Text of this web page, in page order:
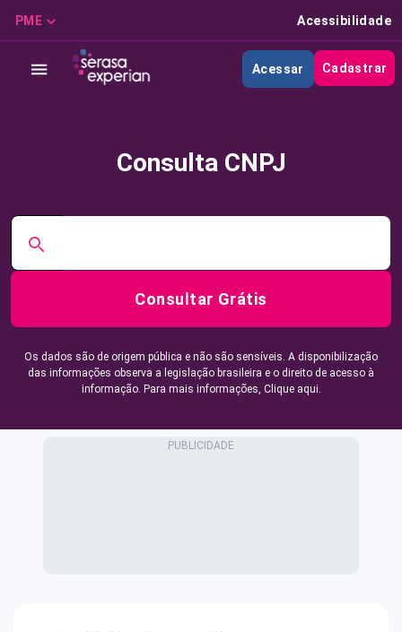
PME Acessibilidade
Acessar Cadastrar
Consulta CNPJ
Consultar Grátis
Os dados são de origem pública e não são sensíveis. A disponibilização
das informações observa a legislação brasileira e o direito de acesso à
informação. Para mais informações, Clique aqui.